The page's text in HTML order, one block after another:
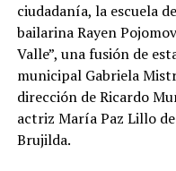
ciudadanía, la escuela
bailarina Rayen
Valle”, una fusión de
municipal Gabriela
dirección de Ricardo
actriz María Paz Lillo
Brujilda.